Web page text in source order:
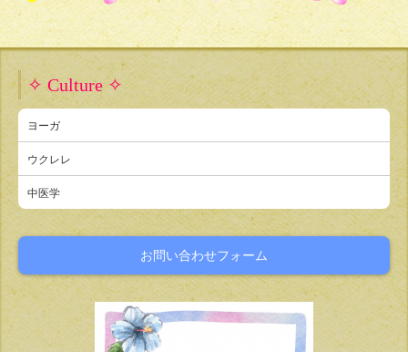
✧ Culture ✧
ヨーガ
ウクレレ
中医学
お問い合わせフォーム